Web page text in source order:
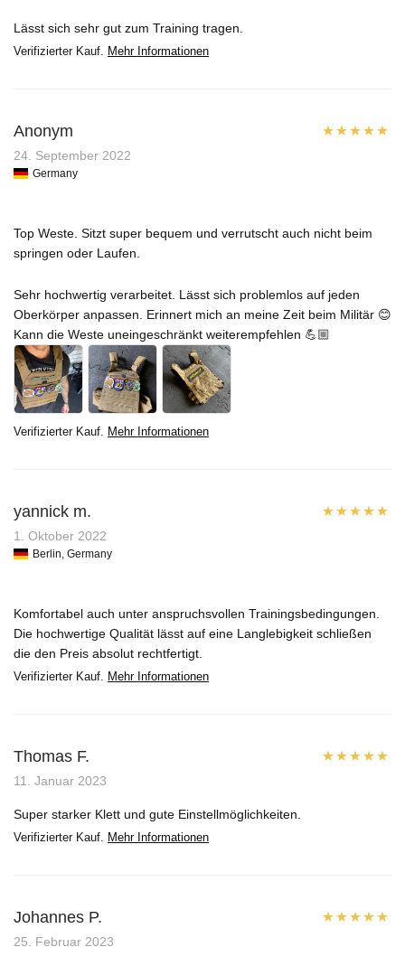
Lässt sich sehr gut zum Training tragen.
Verifizierter Kauf. Mehr Informationen
Anonym
24. September 2022
Germany
Top Weste. Sitzt super bequem und verrutscht auch nicht beim
springen oder Laufen.
Sehr hochwertig verarbeitet. Lässt sich problemlos auf jeden
Oberkörper anpassen. Erinnert mich an meine Zeit beim Militär 😊
Kann die Weste uneingeschränkt weiterempfehlen 💪🏼
Verifizierter Kauf. Mehr Informationen
yannick m.
1. Oktober 2022
Berlin, Germany
Komfortabel auch unter anspruchsvollen Trainingsbedingungen.
Die hochwertige Qualität lässt auf eine Langlebigkeit schließen
die den Preis absolut rechtfertigt.
Verifizierter Kauf. Mehr Informationen
Thomas F.
11. Januar 2023
Super starker Klett und gute Einstellmöglichkeiten.
Verifizierter Kauf. Mehr Informationen
Johannes P.
25. Februar 2023